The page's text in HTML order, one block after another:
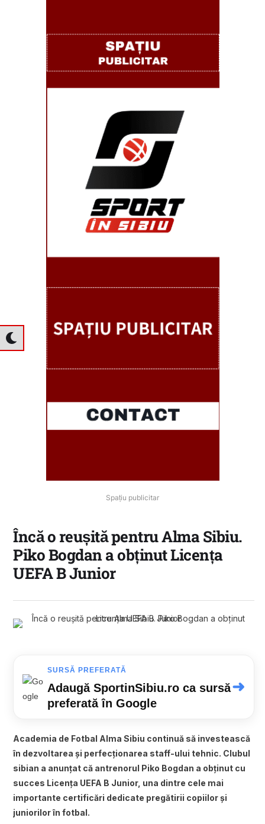
Spațiu publicitar
Încă o reușită pentru Alma Sibiu.
Piko Bogdan a obținut Licența
UEFA B Junior
SURSĂ PREFERATĂ
Adaugă SportinSibiu.ro ca sursă
preferată în Google
➜
Academia de Fotbal Alma Sibiu continuă să investească
în dezvoltarea și perfecționarea staff-ului tehnic. Clubul
sibian a anunțat că antrenorul Piko Bogdan a obținut cu
succes Licența UEFA B Junior, una dintre cele mai
importante certificări dedicate pregătirii copiilor și
juniorilor în fotbal.